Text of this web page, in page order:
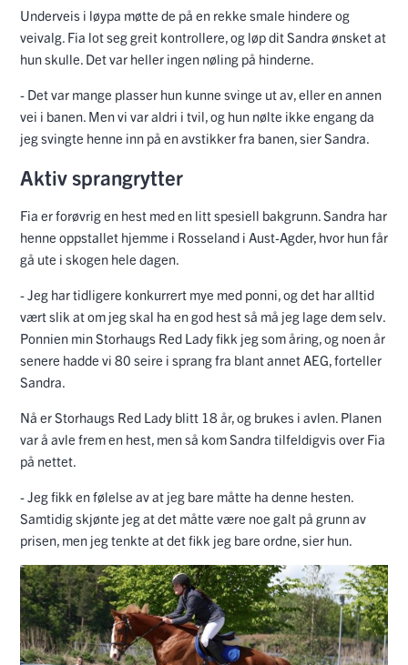
Underveis i løypa møtte de på en rekke smale hindere og
veivalg. Fia lot seg greit kontrollere, og løp dit Sandra ønsket at
hun skulle. Det var heller ingen nøling på hinderne.
- Det var mange plasser hun kunne svinge ut av, eller en annen
vei i banen. Men vi var aldri i tvil, og hun nølte ikke engang da
jeg svingte henne inn på en avstikker fra banen, sier Sandra.
Aktiv sprangrytter
Fia er forøvrig en hest med en litt spesiell bakgrunn. Sandra har
henne oppstallet hjemme i Rosseland i Aust-Agder, hvor hun får
gå ute i skogen hele dagen.
- Jeg har tidligere konkurrert mye med ponni, og det har alltid
vært slik at om jeg skal ha en god hest så må jeg lage dem selv.
Ponnien min Storhaugs Red Lady fikk jeg som åring, og noen år
senere hadde vi 80 seire i sprang fra blant annet AEG, forteller
Sandra.
Nå er Storhaugs Red Lady blitt 18 år, og brukes i avlen. Planen
var å avle frem en hest, men så kom Sandra tilfeldigvis over Fia
på nettet.
- Jeg fikk en følelse av at jeg bare måtte ha denne hesten.
Samtidig skjønte jeg at det måtte være noe galt på grunn av
prisen, men jeg tenkte at det fikk jeg bare ordne, sier hun.